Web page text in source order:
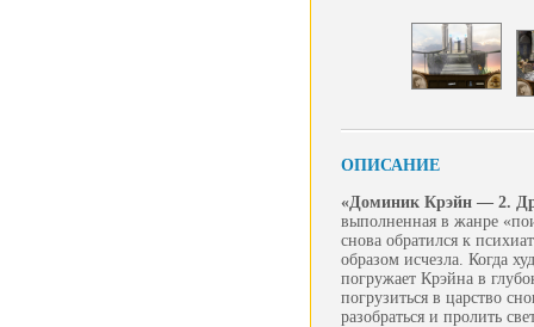
ОПИСАНИЕ
«Доминик Крэйн — 2.
выполненная в жанре
снова обратился к
образом исчезла. Когда
погружает Крэйна в
погрузиться в царство
разобраться и пролить